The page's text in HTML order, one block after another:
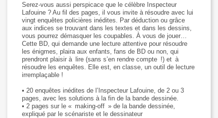
Serez-vous aussi perspicace que le célèbre Inspecteur
Lafouine ? Au fil des pages, il vous invite à résoudre avec lui
vingt enquêtes policières inédites. Par déduction ou grâce
aux indices se trouvant dans les textes et dans les dessins,
vous pourrez démasquer les coupables. À vous de jouer…
Cette BD, qui demande une lecture attentive pour résoudre
les énigmes, plaira aux enfants, fans de BD ou non, qui
prendront plaisir à lire (sans s’en rendre compte !) et à
résoudre les enquêtes. Elle est, en classe, un outil de lecture
irremplaçable !
• 20 enquêtes inédites de l’Inspecteur Lafouine, de 2 ou 3
pages, avec les solutions à la fin de la bande dessinée.
• 2 pages sur le « making-off » de la bande dessinée,
expliqué par le scénariste et le dessinateur